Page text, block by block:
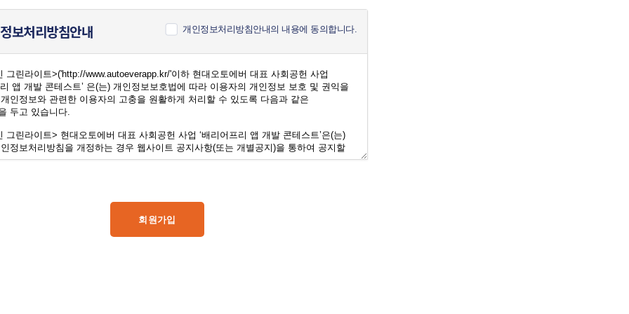
보처리방침안내 개인정보처리방침안내의 내용에 동의합니다.